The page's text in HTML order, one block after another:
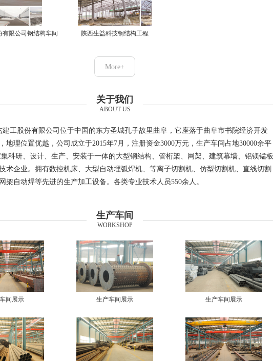
限公司钢结构车间 陕西生益科技钢结构工程
More+
关于我们
ABOUT US
建工股份有限公司位于中国的东方圣城孔子故里曲阜，它座落于曲阜市书院经济开发
地理位置优越，公司成立于2015年7月，注册资金3000万元，生产车间占地30000余平
科研、设计、生产、安装于一体的大型钢结构、管桁架、网架、建筑幕墙、铝镁锰板
术企业。拥有数控机床、大型自动埋弧焊机、等离子切割机、仿型切割机、直线切割
架自动焊等先进的生产加工设备。各类专业技术人员550余人。
生产车间
WORKSHOP
间展示 生产车间展示 生产车间展示